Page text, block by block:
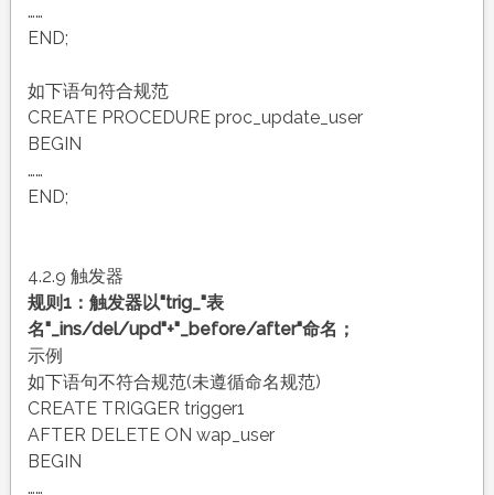
……
END;
如下语句符合规范
CREATE PROCEDURE proc_update_user
BEGIN
……
END;
4.2.9 触发器
规则1：触发器以"trig_"表
名"_ins/del/upd"+"_before/after"命名；
示例
如下语句不符合规范(未遵循命名规范)
CREATE TRIGGER trigger1
AFTER DELETE ON wap_user
BEGIN
……